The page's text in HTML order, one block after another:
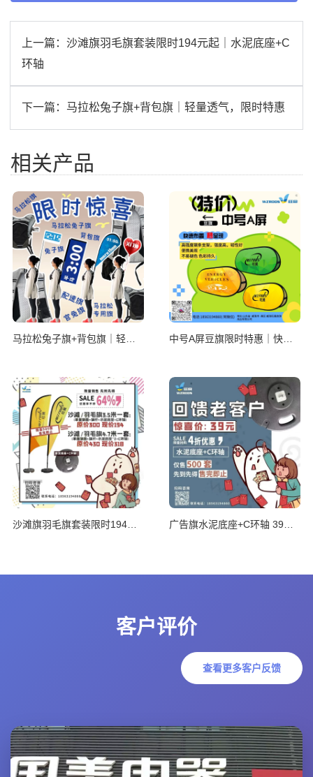
上一篇： 沙滩旗羽毛旗套装限时194元起｜水泥底座+C
环轴
下一篇： 马拉松兔子旗+背包旗｜轻量透气，限时特惠
相关产品
马拉松兔子旗+背包旗｜轻量透气，限时特 中号A屏豆旗限时特惠｜快速布置秒呈现
沙滩旗羽毛旗套装限时194元起｜水泥底座 广告旗水泥底座+C环轴 39元限时抢｜360°旋
客户评价
查看更多客户反馈